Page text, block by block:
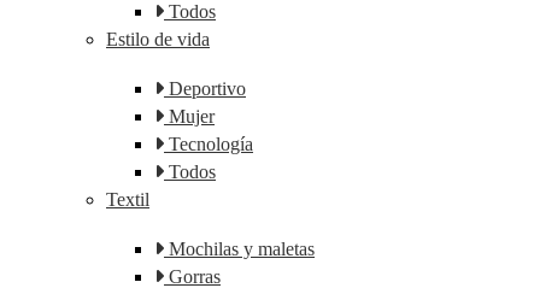
Todos
Estilo de vida
Deportivo
Mujer
Tecnología
Todos
Textil
Mochilas y maletas
Gorras